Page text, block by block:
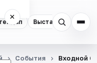
Выставки
×
События Входной